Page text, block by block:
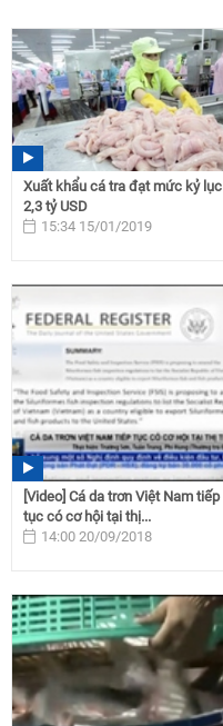
Xuất khẩu cá tra đạt mức kỷ lục
2,3 tỷ USD
15:34 15/01/2019
[Video] Cá da trơn Việt Nam tiếp
tục có cơ hội tại thị...
14:00 20/09/2018